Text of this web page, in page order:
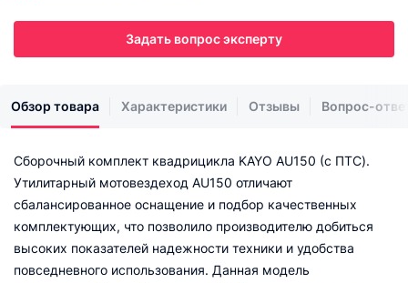
Задать вопрос эксперту
Обзор товара Характеристики Отзывы Вопрос-
Сборочный комплект квадрицикла KAYO AU150 (с ПТС).
Утилитарный мотовездеход AU150 отличают
сбалансированное оснащение и подбор качественных
комплектующих, что позволило производителю добиться
высоких показателей надежности техники и удобства
повседневного использования. Данная модель